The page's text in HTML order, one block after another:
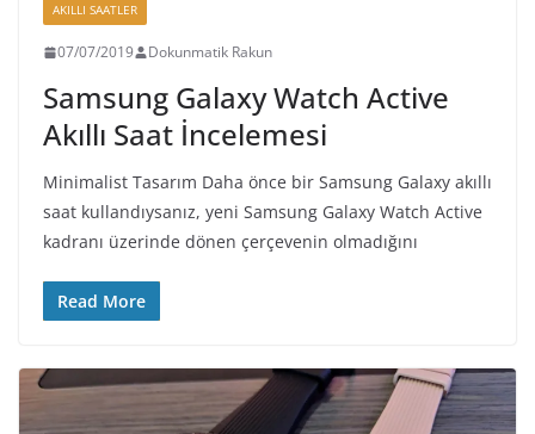
AKILLI SAATLER
07/07/2019 Dokunmatik Rakun
Samsung Galaxy Watch Active
Akıllı Saat İncelemesi
Minimalist Tasarım Daha önce bir Samsung Galaxy akıllı
saat kullandıysanız, yeni Samsung Galaxy Watch Active
kadranı üzerinde dönen çerçevenin olmadığını
Read More